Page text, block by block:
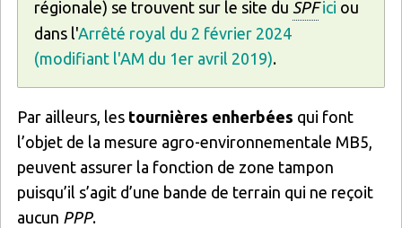
régionale) se trouvent sur le site du SPF ici ou
dans l'Arrêté royal du 2 février 2024
(modifiant l'AM du 1er avril 2019).
Par ailleurs, les tournières enherbées qui font
l’objet de la mesure agro-environnementale MB5,
peuvent assurer la fonction de zone tampon
puisqu’il s’agit d’une bande de terrain qui ne reçoit
aucun PPP.